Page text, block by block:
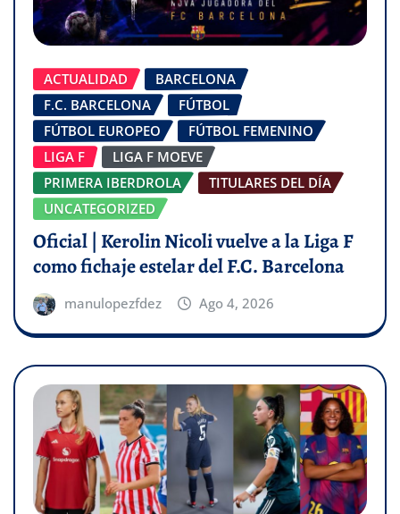
ACTUALIDAD
BARCELONA
F.C. BARCELONA
FÚTBOL
FÚTBOL EUROPEO
FÚTBOL FEMENINO
LIGA F
LIGA F MOEVE
PRIMERA IBERDROLA
TITULARES DEL DÍA
UNCATEGORIZED
Oficial | Kerolin Nicoli vuelve a la Liga F
como fichaje estelar del F.C. Barcelona
manulopezfdez Ago 4, 2026